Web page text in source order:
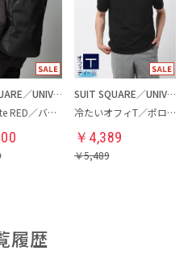
SUIT SQUARE／UNIVERSAL LANGUAGE
Samsonite RED／バックパック
SUIT SQUARE／UNIVERSAL LANGUAGE
冷たいオフィT／ポロシャツ
￥ 4,389
￥5,489
履歴